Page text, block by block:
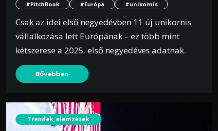
#PitchBook #Európa #unikornis
Csak az idei első negyedévben 11 új unikornis
vállalkozása lett Európának – ez több mint
kétszerese a 2025. első negyedéves adatnak.
Bővebben
Trendek, elemzések